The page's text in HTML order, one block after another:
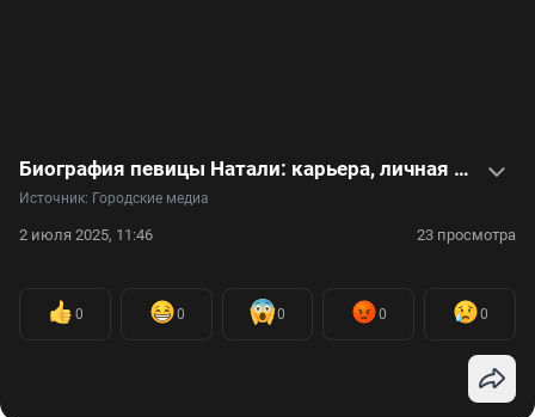
Биография певицы Натали: карьера, личная жизнь, дети и смерть мужа. Видео
Источник: Городские медиа
2 июля 2025, 11:46 23 просмотра
0 0 0 0 0